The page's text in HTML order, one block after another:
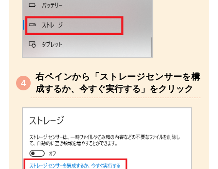
右ペインから「ストレージセンサーを構
成するか、今すぐ実行する」をクリック